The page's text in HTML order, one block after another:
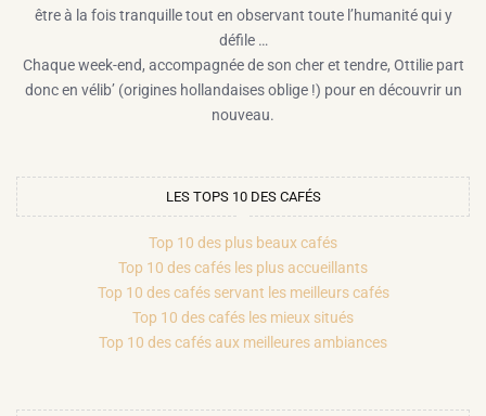
être à la fois tranquille tout en observant toute l’humanité qui y
défile …
Chaque week-end, accompagnée de son cher et tendre, Ottilie part
donc en vélib’ (origines hollandaises oblige !) pour en découvrir un
nouveau.
LES TOPS 10 DES CAFÉS
Top 10 des plus beaux cafés
Top 10 des cafés les plus accueillants
Top 10 des cafés servant les meilleurs cafés
Top 10 des cafés les mieux situés
Top 10 des cafés aux meilleures ambiances